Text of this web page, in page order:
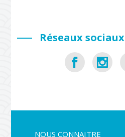
Réseaux sociaux
NOUS CONNAITRE